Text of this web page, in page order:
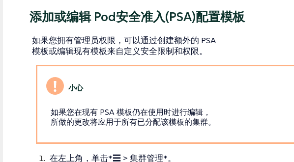
添加或编辑 Pod安全准入(PSA)配置模板
如果您拥有管理员权限，可以通过创建额外的 PSA
模板或编辑现有模板来自定义安全限制和权限。
如果您在现有 PSA 模板仍在使用时进行编辑，
所做的更改将应用于所有已分配该模板的集群。
在左上角，单击*☰ > 集群管理*。